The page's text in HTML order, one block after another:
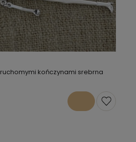
ruchomymi kończynami srebrna